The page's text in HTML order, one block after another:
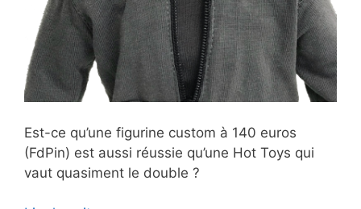
Est-ce qu’une figurine custom à 140 euros
(FdPin) est aussi réussie qu’une Hot Toys qui
vaut quasiment le double ?